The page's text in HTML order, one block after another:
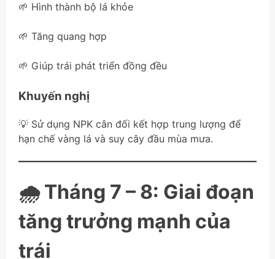
🌱 Hình thành bộ lá khỏe
🌱 Tăng quang hợp
🌱 Giúp trái phát triển đồng đều
Khuyến nghị
💡 Sử dụng NPK cân đối kết hợp trung lượng để
hạn chế vàng lá và suy cây đầu mùa mưa.
🌧️ Tháng 7 – 8: Giai đoạn
tăng trưởng mạnh của
trái